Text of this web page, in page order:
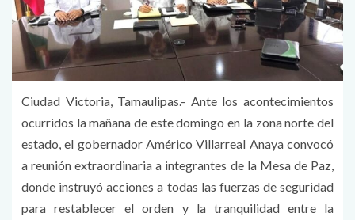
Ciudad Victoria, Tamaulipas.- Ante los acontecimientos
ocurridos la mañana de este domingo en la zona norte del
estado, el gobernador Américo Villarreal Anaya convocó
a reunión extraordinaria a integrantes de la Mesa de Paz,
donde instruyó acciones a todas las fuerzas de seguridad
para restablecer el orden y la tranquilidad entre la